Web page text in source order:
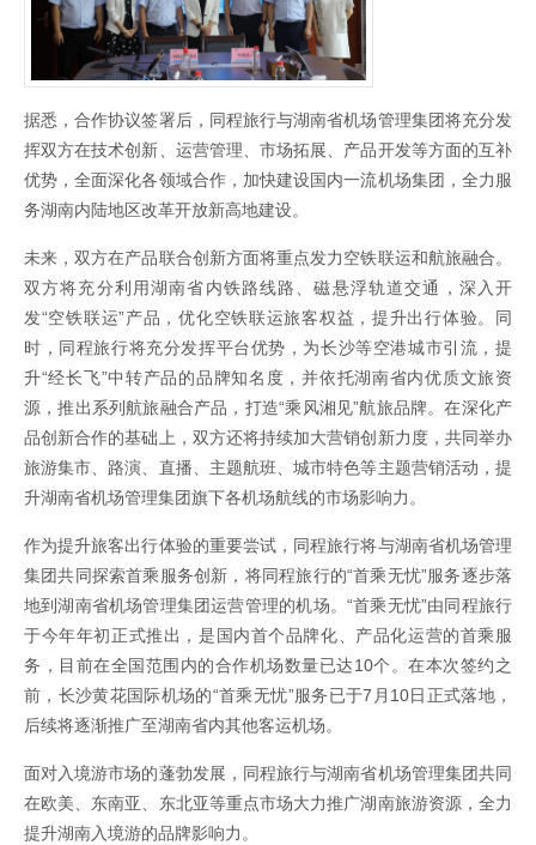
据悉，合作协议签署后，同程旅行与湖南省机场管理集团将充分发
挥双方在技术创新、运营管理、市场拓展、产品开发等方面的互补
优势，全面深化各领域合作，加快建设国内一流机场集团，全力服
务湖南内陆地区改革开放新高地建设。
未来，双方在产品联合创新方面将重点发力空铁联运和航旅融合。
双方将充分利用湖南省内铁路线路、磁悬浮轨道交通，深入开
发“空铁联运”产品，优化空铁联运旅客权益，提升出行体验。同
时，同程旅行将充分发挥平台优势，为长沙等空港城市引流，提
升“经长飞”中转产品的品牌知名度，并依托湖南省内优质文旅资
源，推出系列航旅融合产品，打造“乘风湘见”航旅品牌。在深化产
品创新合作的基础上，双方还将持续加大营销创新力度，共同举办
旅游集市、路演、直播、主题航班、城市特色等主题营销活动，提
升湖南省机场管理集团旗下各机场航线的市场影响力。
作为提升旅客出行体验的重要尝试，同程旅行将与湖南省机场管理
集团共同探索首乘服务创新，将同程旅行的“首乘无忧”服务逐步落
地到湖南省机场管理集团运营管理的机场。“首乘无忧”由同程旅行
于今年年初正式推出，是国内首个品牌化、产品化运营的首乘服
务，目前在全国范围内的合作机场数量已达10个。在本次签约之
前，长沙黄花国际机场的“首乘无忧”服务已于7月10日正式落地，
后续将逐渐推广至湖南省内其他客运机场。
面对入境游市场的蓬勃发展，同程旅行与湖南省机场管理集团共同
在欧美、东南亚、东北亚等重点市场大力推广湖南旅游资源，全力
提升湖南入境游的品牌影响力。